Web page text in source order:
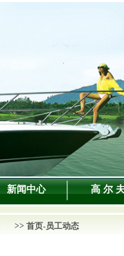
新闻中心 高 尔
>> 首页-员工动态